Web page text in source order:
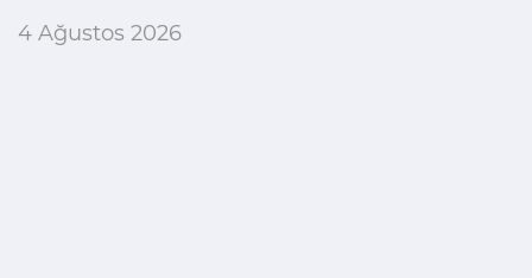
4 Ağustos 2026